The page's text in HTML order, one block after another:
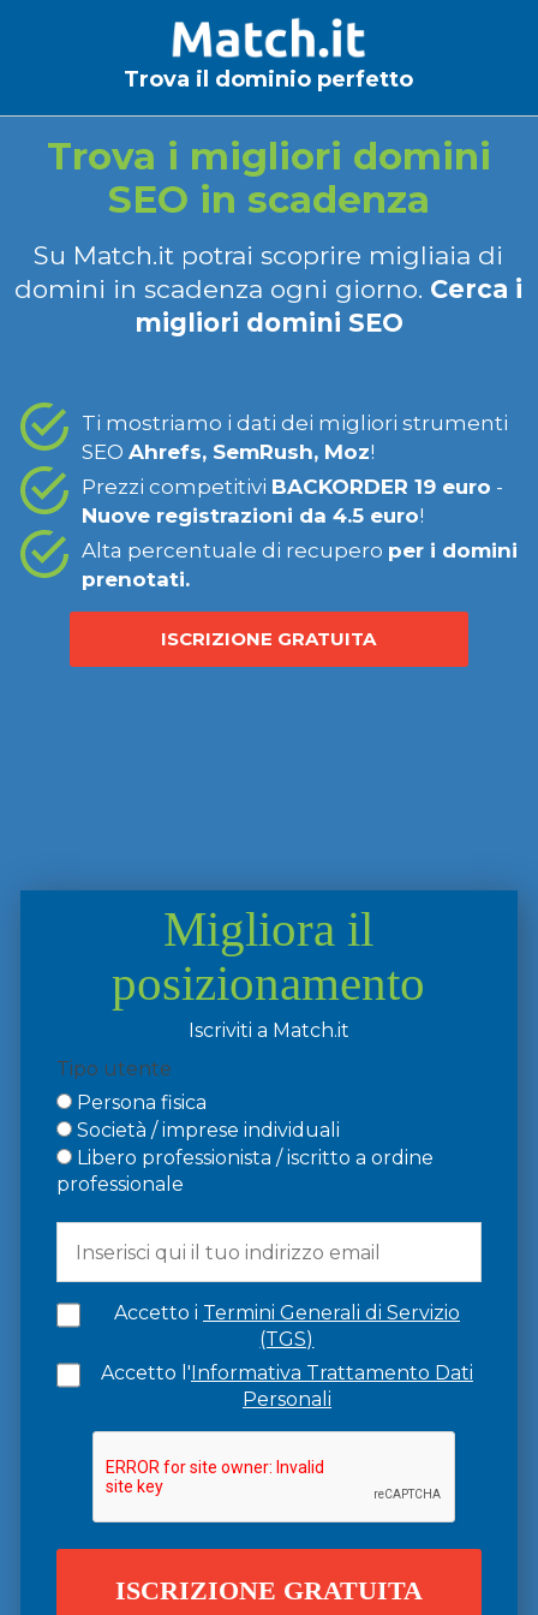
Trova il dominio perfetto
Trova i migliori domini
SEO in scadenza
Su Match.it potrai scoprire migliaia di
domini in scadenza ogni giorno. Cerca i
migliori domini SEO
Ti mostriamo i dati dei migliori strumenti
SEO Ahrefs, SemRush, Moz!
Prezzi competitivi BACKORDER 19 euro -
Nuove registrazioni da 4.5 euro!
Alta percentuale di recupero per i domini
prenotati.
ISCRIZIONE GRATUITA
Migliora il
posizionamento
Iscriviti a Match.it
Tipo utente
Persona fisica
Società / imprese individuali
Libero professionista / iscritto a ordine
professionale
Accetto i Termini Generali di Servizio
(TGS)
Accetto l'Informativa Trattamento Dati
Personali